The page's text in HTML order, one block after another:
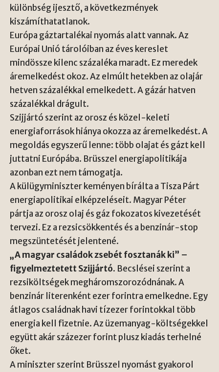
különbség ijesztő, a következmények
kiszámíthatatlanok.
Európa gáztartalékai nyomás alatt vannak. Az
Európai Unió tárolóiban az éves kereslet
mindössze kilenc százaléka maradt. Ez meredek
áremelkedést okoz. Az elmúlt hetekben az olajár
hetven százalékkal emelkedett. A gázár hatven
százalékkal drágult.
Szijjártó szerint az orosz és közel-keleti
energiaforrások hiánya okozza az áremelkedést. A
megoldás egyszerű lenne: több olajat és gázt kell
juttatni Európába. Brüsszel energiapolitikája
azonban ezt nem támogatja.
A külügyminiszter keményen bírálta a Tisza Párt
energiapolitikai elképzeléseit. Magyar Péter
pártja az orosz olaj és gáz fokozatos kivezetését
tervezi. Ez a rezsicsökkentés és a benzinár-stop
megszüntetését jelentené.
„A magyar családok zsebét fosztanák ki” –
figyelmeztetett Szijjártó. Becslései szerint a
rezsiköltségek megháromszorozódnának. A
benzinár literenként ezer forintra emelkedne. Egy
átlagos családnak havi tízezer forintokkal több
energia kell fizetnie. Az üzemanyag-költségekkel
együtt akár százezer forint plusz kiadás terhelné
őket.
A miniszter szerint Brüsszel nyomást gyakorol